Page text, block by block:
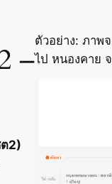
–
2)
ตัวอย่าง: ภาพ
ไป หนองคาย